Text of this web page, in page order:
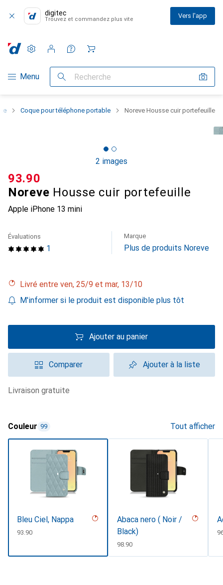
digitec
Trouvez et commandez plus vite Vers l'app
Navigation par catégorie
Menu Recherche
Paramètres
Compte client
Listes de comparaison
Listes d'envies
Panier
Coque pour téléphone portable Noreve Housse cuir portefeuille
2 images
Noreve Housse cuir portefeuille
Apple iPhone 13 mini
CHF
93.90
1
Évaluations Marque
Plus de produits Noreve
Livré entre ven, 25/9 et mar, 13/10
M'informer si le produit est disponible plus tôt
Ajouter au panier
Comparer Ajouter à la liste
livraison gratuite
Couleur 99 Tout afficher
Bleu Ciel, Nappa
CHF
93.90
Abaca nero ( Noir /
Black)
CHF
98.90